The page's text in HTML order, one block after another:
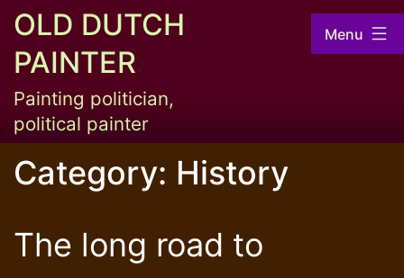
Skip
content
OLD DUTCH
PAINTER
Painting politician,
political painter
Menu
Category: History
The long road to